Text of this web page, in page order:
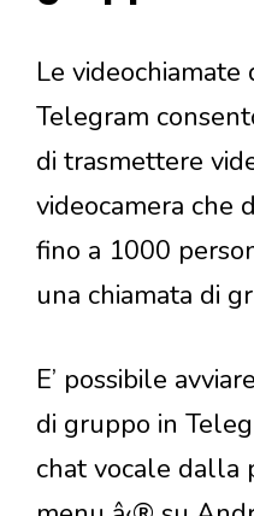
Le videochiamate
Telegram
di trasmettere
videocamera che
fino a 1000
una chiamata di
E’ possibile
di gruppo in
chat vocale dalla